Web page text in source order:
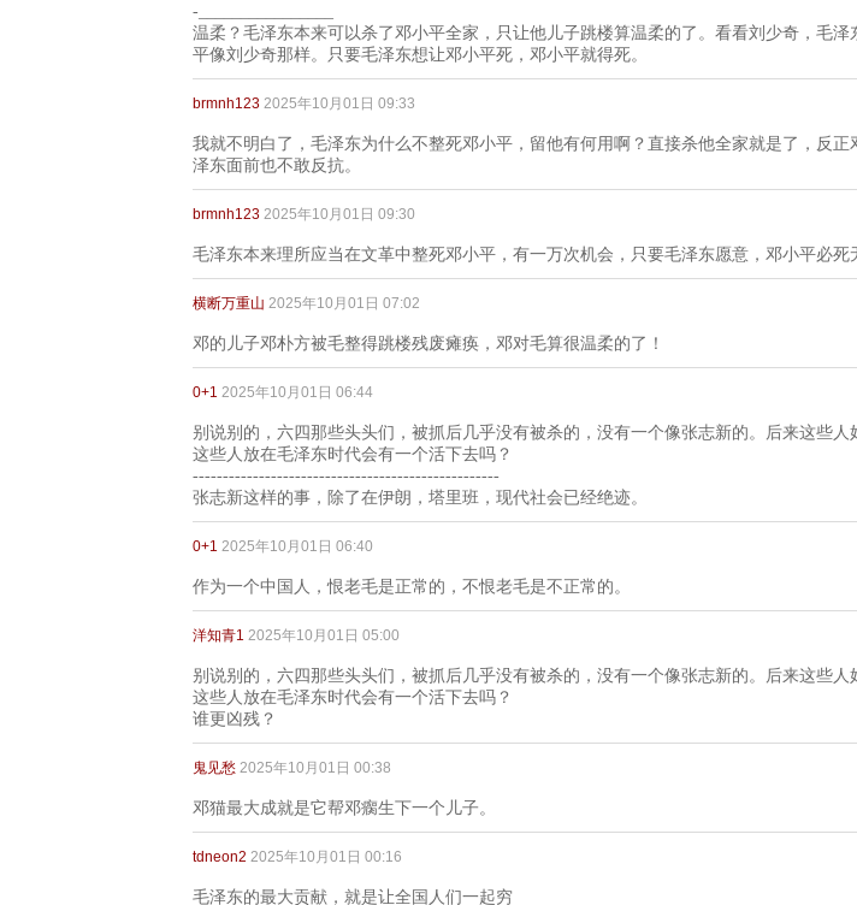
-________________
温柔？毛泽东本来可以杀了邓小平全家，只让他儿子跳楼算温柔的了。看看刘少奇，毛泽
平像刘少奇那样。只要毛泽东想让邓小平死，邓小平就得死。
brmnh123 2025年10月01日 09:33
我就不明白了，毛泽东为什么不整死邓小平，留他有何用啊？直接杀他全家就是了，反正
泽东面前也不敢反抗。
brmnh123 2025年10月01日 09:30
毛泽东本来理所应当在文革中整死邓小平，有一万次机会，只要毛泽东愿意，邓小平必死
横断万重山 2025年10月01日 07:02
邓的儿子邓朴方被毛整得跳楼残废瘫痪，邓对毛算很温柔的了！
0+1 2025年10月01日 06:44
别说别的，六四那些头头们，被抓后几乎没有被杀的，没有一个像张志新的。后来这些人
这些人放在毛泽东时代会有一个活下去吗？
---------------------------------------------------
张志新这样的事，除了在伊朗，塔里班，现代社会已经绝迹。
0+1 2025年10月01日 06:40
作为一个中国人，恨老毛是正常的，不恨老毛是不正常的。
洋知青1 2025年10月01日 05:00
别说别的，六四那些头头们，被抓后几乎没有被杀的，没有一个像张志新的。后来这些人
这些人放在毛泽东时代会有一个活下去吗？
谁更凶残？
鬼见愁 2025年10月01日 00:38
邓猫最大成就是它帮邓瘸生下一个儿子。
tdneon2 2025年10月01日 00:16
毛泽东的最大贡献，就是让全国人们一起穷